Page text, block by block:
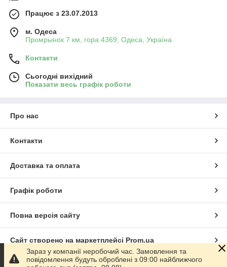
Працює з 23.07.2013
м. Одеса
Промрынок 7 км, гора 4369, Одеса, Україна
Контакти
Сьогодні вихідний
Показати весь графік роботи
Про нас
Контакти
Доставка та оплата
Графік роботи
Повна версія сайту
Сайт створено на маркетплейсі Prom.ua
Політика конфіденційності
Зараз у компанії неробочий час. Замовлення та
повідомлення будуть оброблені з 09:00 найближчого